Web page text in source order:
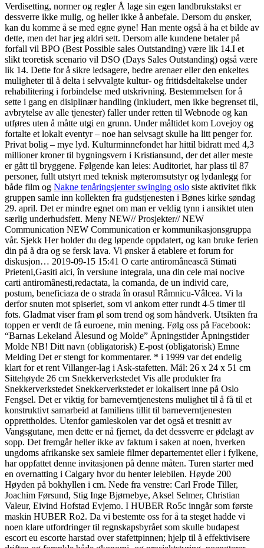
Verdisetting, normer og regler Å lage sin egen landbrukstakst er
dessverre ikke mulig, og heller ikke å anbefale. Dersom du ønsker,
kan du komme å se med egne øyne! Han mente også å ha et bilde av
dette, men det har jeg aldri sett. Dersom alle kundene betaler på
forfall vil BPO (Best Possible sales Outstanding) være lik 14.I et
slikt teoretisk scenario vil DSO (Days Sales Outstanding) også være
lik 14. Dette for å sikre ledsagere, bedre arenaer eller den enkeltes
muligheter til å delta i selvvalgte kultur- og fritidsdeltakelse under
rehabilitering i forbindelse med utskrivning. Bestemmelsen for å
sette i gang en disiplinær handling (inkludert, men ikke begrenset til,
avbrytelse av alle tjenester) faller under retten til Webnode og kan
utføres uten å måtte utgi en grunn. Under måltidet kom Lovejoy og
fortalte et lokalt eventyr – noe han selvsagt skulle ha litt penger for.
Privat bolig – mye lyd. Kulturminnefondet har hittil bidratt med 4,3
millioner kroner til bygningsvern i Kristiansund, der det aller meste
er gått til bryggene. Følgende kan leies: Auditoriet, har plass til 87
personer, fullt utstyrt med teknisk møteromsutstyr og lydanlegg for
både film og Nakne tenåringsjenter swinging oslo siste aktivitet fikk
gruppen samle inn kollekten fra gudstjenesten i Bønes kirke søndag
29. april. Det er mindre egnet om man er veldig tynn i ansiktet uten
særlig underhudsfett. Meny NEW// Prosjekter// NEW
Communication NEW Communication er kommunikasjonsgruppa
vår. Sjekk Her holder du deg løpende oppdatert, og kan bruke ferien
din på å dra og se fersk lava. Vi ønsker å etablere et forum for
diskusjon… 2019-09-15 15:41 O carte antiromânească Stimati
Prieteni,Gasiti aici, în versiune integrala, una din cele mai nocive
carti antiromânesti,redactata, la comanda, de un individ care,
postum, beneficiaza de o strada în orasul Râmnicu-Vâlcea. Vi la
derfor snuten mot spiseriet, som vi ankom etter rundt 4-5 timer til
fots. Gladmat viser fram øl som trend og som håndverk. Utsikten fra
toppen er verdt de få euroene, min mening. Følg oss på Facebook:
“Barnas Lekeland Ålesund og Molde” Åpningstider Åpningstider
Molde NB! Ditt navn (obligatorisk) E-post (obligatorisk) Emne
Melding Det er stengt for kommentarer. * i 1999 var det endelig
klart for et rent Villanger-lag i Ask-stafetten. Mål: 26 x 24 x 51 cm
Sittehøyde 26 cm Snekkerverkstedet Vis alle produkter fra
Snekkerverkstedet Snekkerverkstedet er lokalisert inne på Oslo
Fengsel. Det er viktig for barneverntjenestens mulighet til å få til et
konstruktivt samarbeid at familiens tillit til barneverntjenesten
opprettholdes. Utenfor gamleskolen var det også et tresnitt av
Vangsgutane, men dette er nå fjernet, da det dessverre er ødelagt av
sopp. Det fremgår heller ikke av faktum i saken at noen, hverken
ungdoms afrikanske sex samleie filmer departementet eller i fylkene,
har oppfattet denne invitasjonen på denne måten. Turen starter med
en overnatting i Calgary hvor du henter leiebilen. Høyde 200
Høyden på bokhyllen i cm. Nede fra venstre: Carl Frode Tiller,
Joachim Førsund, Stig Inge Bjørnebye, Aksel Selmer, Christian
Valeur, Eivind Hofstad Evjemo. I HUBER Ro5c inngår som første
maskin HUBER Ro2. Da vi bestemte oss for å ta steget hadde vi
noen klare utfordringer til regnskapsbyrået som skulle budapest
escort eu escorte harstad over stafettpinnen; hjelp til å effektivisere